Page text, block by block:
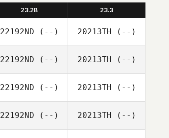
23.2B 23.3
22192ND (--) 20213TH (--)
22192ND (--) 20213TH (--)
22192ND (--) 20213TH (--)
22192ND (--) 20213TH (--)